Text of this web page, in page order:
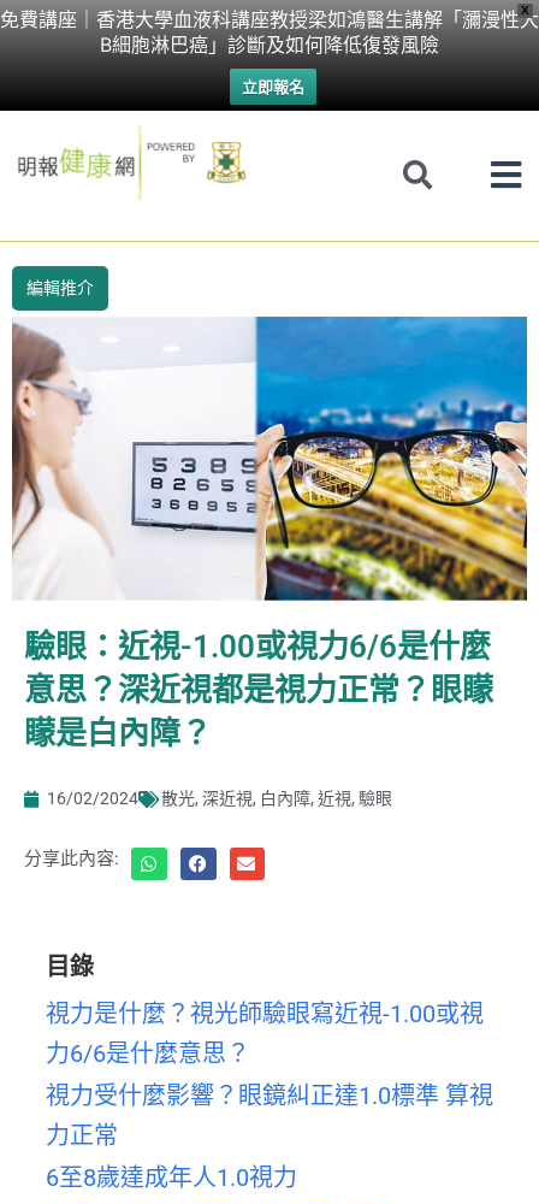
X
免費講座｜香港大學血液科講座教授梁如鴻醫生講解「瀰漫性大
B細胞淋巴癌」診斷及如何降低復發風險
立即報名
Skip
編輯推介
驗眼：近視-1.00或視力6/6是什麼
意思？深近視都是視力正常？眼矇
矇是白內障？
16/02/2024 散光, 深近視, 白內障, 近視, 驗眼
分享此內容:
目錄
視力是什麼？視光師驗眼寫近視-1.00或視
力6/6是什麼意思？
視力受什麼影響？眼鏡糾正達1.0標準 算視
力正常
6至8歲達成年人1.0視力